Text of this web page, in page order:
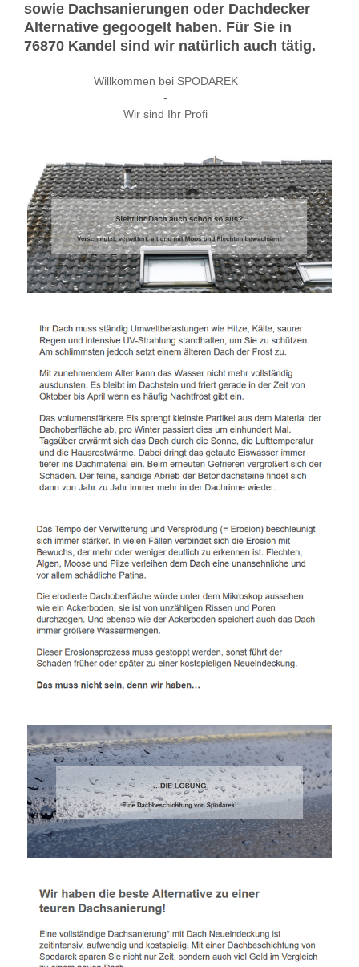
sowie Dachsanierungen oder Dachdecker
Alternative gegoogelt haben. Für Sie in
76870 Kandel sind wir natürlich auch tätig.
Willkommen bei SPODAREK
-
Wir sind Ihr Profi